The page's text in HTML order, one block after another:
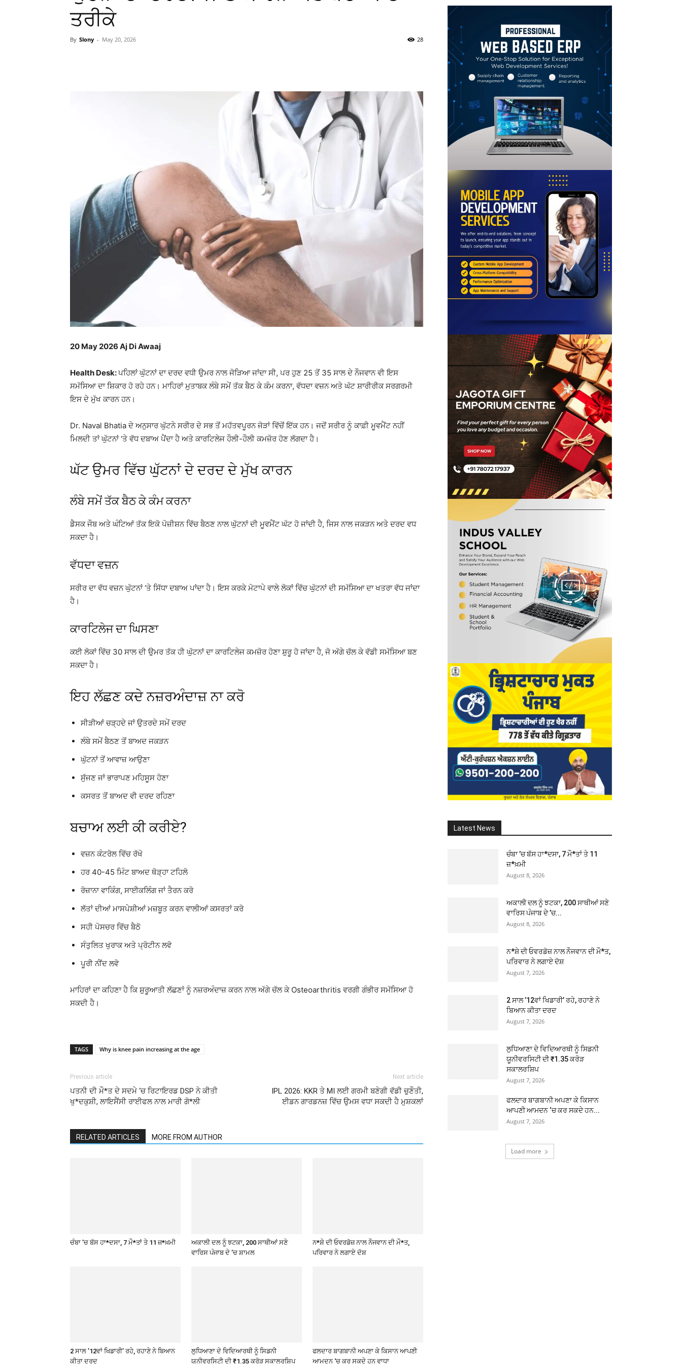
ਤਰੀਕੇ
By Slony - May 20, 2026 28
Linkedin Email
20 May 2026 Aj Di Awaaj
Health Desk:ਪਹਿਲਾਂ ਘੁੱਟਨਾਂ ਦਾ ਦਰਦ ਵਧੀ ਉਮਰ ਨਾਲ ਜੋੜਿਆ ਜਾਂਦਾ ਸੀ, ਪਰ ਹੁਣ 25 ਤੋਂ 35 ਸਾਲ ਦੇ ਨੌਜਵਾਨ ਵੀ ਇਸ
ਸਮੱਸਿਆ ਦਾ ਸ਼ਿਕਾਰ ਹੋ ਰਹੇ ਹਨ। ਮਾਹਿਰਾਂ ਮੁਤਾਬਕ ਲੰਬੇ ਸਮੇਂ ਤੱਕ ਬੈਠ ਕੇ ਕੰਮ ਕਰਨਾ, ਵੱਧਦਾ ਵਜ਼ਨ ਅਤੇ ਘੱਟ ਸ਼ਾਰੀਰੀਕ ਸਰਗਰਮੀ
ਇਸ ਦੇ ਮੁੱਖ ਕਾਰਨ ਹਨ।
Dr. Naval Bhatia ਦੇ ਅਨੁਸਾਰ ਘੁੱਟਨੇ ਸਰੀਰ ਦੇ ਸਭ ਤੋਂ ਮਹੱਤਵਪੂਰਨ ਜੋੜਾਂ ਵਿੱਚੋਂ ਇੱਕ ਹਨ। ਜਦੋਂ ਸਰੀਰ ਨੂੰ ਕਾਫ਼ੀ ਮੂਵਮੈਂਟ ਨਹੀਂ
ਮਿਲਦੀ ਤਾਂ ਘੁੱਟਨਾਂ ‘ਤੇ ਵੱਧ ਦਬਾਅ ਪੈਂਦਾ ਹੈ ਅਤੇ ਕਾਰਟਿਲੇਜ ਹੌਲੀ-ਹੌਲੀ ਕਮਜ਼ੋਰ ਹੋਣ ਲੱਗਦਾ ਹੈ।
ਘੱਟ ਉਮਰ ਵਿੱਚ ਘੁੱਟਨਾਂ ਦੇ ਦਰਦ ਦੇ ਮੁੱਖ ਕਾਰਨ
ਲੰਬੇ ਸਮੇਂ ਤੱਕ ਬੈਠ ਕੇ ਕੰਮ ਕਰਨਾ
ਡੈਸਕ ਜੌਬ ਅਤੇ ਘੰਟਿਆਂ ਤੱਕ ਇਕੋ ਪੋਜ਼ੀਸ਼ਨ ਵਿੱਚ ਬੈਠਣ ਨਾਲ ਘੁੱਟਨਾਂ ਦੀ ਮੂਵਮੈਂਟ ਘੱਟ ਹੋ ਜਾਂਦੀ ਹੈ, ਜਿਸ ਨਾਲ ਜਕੜਨ ਅਤੇ ਦਰਦ ਵਧ
ਸਕਦਾ ਹੈ।
ਵੱਧਦਾ ਵਜ਼ਨ
ਸਰੀਰ ਦਾ ਵੱਧ ਵਜ਼ਨ ਘੁੱਟਨਾਂ ‘ਤੇ ਸਿੱਧਾ ਦਬਾਅ ਪਾਂਦਾ ਹੈ। ਇਸ ਕਰਕੇ ਮੋਟਾਪੇ ਵਾਲੇ ਲੋਕਾਂ ਵਿੱਚ ਘੁੱਟਨਾਂ ਦੀ ਸਮੱਸਿਆ ਦਾ ਖਤਰਾ ਵੱਧ ਜਾਂਦਾ
ਹੈ।
ਕਾਰਟਿਲੇਜ ਦਾ ਘਿਸਣਾ
ਕਈ ਲੋਕਾਂ ਵਿੱਚ 30 ਸਾਲ ਦੀ ਉਮਰ ਤੱਕ ਹੀ ਘੁੱਟਨਾਂ ਦਾ ਕਾਰਟਿਲੇਜ ਕਮਜ਼ੋਰ ਹੋਣਾ ਸ਼ੁਰੂ ਹੋ ਜਾਂਦਾ ਹੈ, ਜੋ ਅੱਗੇ ਚੱਲ ਕੇ ਵੱਡੀ ਸਮੱਸਿਆ ਬਣ
ਸਕਦਾ ਹੈ।
ਇਹ ਲੱਛਣ ਕਦੇ ਨਜ਼ਰਅੰਦਾਜ਼ ਨਾ ਕਰੋ
ਸੀੜੀਆਂ ਚੜ੍ਹਦੇ ਜਾਂ ਉਤਰਦੇ ਸਮੇਂ ਦਰਦ
ਲੰਬੇ ਸਮੇਂ ਬੈਠਣ ਤੋਂ ਬਾਅਦ ਜਕੜਨ
ਘੁੱਟਨਾਂ ਤੋਂ ਆਵਾਜ਼ ਆਉਣਾ
ਸੁੱਜਣ ਜਾਂ ਭਾਰਾਪਣ ਮਹਿਸੂਸ ਹੋਣਾ
ਕਸਰਤ ਤੋਂ ਬਾਅਦ ਵੀ ਦਰਦ ਰਹਿਣਾ
ਬਚਾਅ ਲਈ ਕੀ ਕਰੀਏ?
ਵਜ਼ਨ ਕੰਟਰੋਲ ਵਿੱਚ ਰੱਖੋ
ਹਰ 40-45 ਮਿੰਟ ਬਾਅਦ ਥੋੜ੍ਹਾ ਟਹਿਲੋ
ਰੋਜ਼ਾਨਾ ਵਾਕਿੰਗ, ਸਾਈਕਲਿੰਗ ਜਾਂ ਤੈਰਨ ਕਰੋ
ਲੱਤਾਂ ਦੀਆਂ ਮਾਸਪੇਸ਼ੀਆਂ ਮਜ਼ਬੂਤ ਕਰਨ ਵਾਲੀਆਂ ਕਸਰਤਾਂ ਕਰੋ
ਸਹੀ ਪੋਸਚਰ ਵਿੱਚ ਬੈਠੋ
ਸੰਤੁਲਿਤ ਖੁਰਾਕ ਅਤੇ ਪ੍ਰੋਟੀਨ ਲਵੋ
ਪੂਰੀ ਨੀਂਦ ਲਵੋ
ਮਾਹਿਰਾਂ ਦਾ ਕਹਿਣਾ ਹੈ ਕਿ ਸ਼ੁਰੂਆਤੀ ਲੱਛਣਾਂ ਨੂੰ ਨਜ਼ਰਅੰਦਾਜ਼ ਕਰਨ ਨਾਲ ਅੱਗੇ ਚੱਲ ਕੇ Osteoarthritis ਵਰਗੀ ਗੰਭੀਰ ਸਮੱਸਿਆ ਹੋ
ਸਕਦੀ ਹੈ।
TAGS Why is knee pain increasing at the age
Previous article
ਪਤਨੀ ਦੀ ਮੌ*ਤ ਦੇ ਸਦਮੇ ‘ਚ ਰਿਟਾਇਰਡ DSP ਨੇ ਕੀਤੀ
ਖੁ*ਦਕੁਸ਼ੀ, ਲਾਇਸੈਂਸੀ ਰਾਈਫਲ ਨਾਲ ਮਾਰੀ ਗੋ*ਲੀ
Next article
IPL 2026: KKR ਤੇ MI ਲਈ ਗਰਮੀ ਬਣੇਗੀ ਵੱਡੀ ਚੁਣੌਤੀ,
ਈਡਨ ਗਾਰਡਨਜ਼ ਵਿੱਚ ਉਮਸ ਵਧਾ ਸਕਦੀ ਹੈ ਮੁਸ਼ਕਲਾਂ
RELATED ARTICLES MORE FROM AUTHOR
ਚੰਬਾ ’ਚ ਬੱਸ ਹਾ*ਦਸਾ, 7 ਮੌ*ਤਾਂ ਤੇ 11 ਜ਼*ਖ਼ਮੀ
ਅਕਾਲੀ ਦਲ ਨੂੰ ਝਟਕਾ, 200 ਸਾਥੀਆਂ ਸਣੇ
ਵਾਰਿਸ ਪੰਜਾਬ ਦੇ ’ਚ ਸ਼ਾਮਲ
ਨ*ਸ਼ੇ ਦੀ ਓਵਰਡੋਜ਼ ਨਾਲ ਨੌਜਵਾਨ ਦੀ ਮੌ*ਤ,
ਪਰਿਵਾਰ ਨੇ ਲਗਾਏ ਦੋਸ਼
2 ਸਾਲ ’12ਵਾਂ ਖਿਡਾਰੀ’ ਰਹੇ, ਰਹਾਣੇ ਨੇ ਬਿਆਨ
ਕੀਤਾ ਦਰਦ
ਲੁਧਿਆਣਾ ਦੇ ਵਿਦਿਆਰਥੀ ਨੂੰ ਸਿਡਨੀ
ਯੂਨੀਵਰਸਿਟੀ ਦੀ ₹1.35 ਕਰੋੜ ਸਕਾਲਰਸ਼ਿਪ
ਫਲਦਾਰ ਬਾਗਬਾਨੀ ਅਪਣਾ ਕੇ ਕਿਸਾਨ ਆਪਣੀ
ਆਮਦਨ ‘ਚ ਕਰ ਸਕਦੇ ਹਨ ਵਾਧਾ
Latest News
ਚੰਬਾ ’ਚ ਬੱਸ ਹਾ*ਦਸਾ, 7 ਮੌ*ਤਾਂ ਤੇ 11
ਜ਼*ਖ਼ਮੀ
August 8, 2026
ਅਕਾਲੀ ਦਲ ਨੂੰ ਝਟਕਾ, 200 ਸਾਥੀਆਂ ਸਣੇ
ਵਾਰਿਸ ਪੰਜਾਬ ਦੇ ’ਚ...
August 8, 2026
ਨ*ਸ਼ੇ ਦੀ ਓਵਰਡੋਜ਼ ਨਾਲ ਨੌਜਵਾਨ ਦੀ ਮੌ*ਤ,
ਪਰਿਵਾਰ ਨੇ ਲਗਾਏ ਦੋਸ਼
August 7, 2026
2 ਸਾਲ ’12ਵਾਂ ਖਿਡਾਰੀ’ ਰਹੇ, ਰਹਾਣੇ ਨੇ
ਬਿਆਨ ਕੀਤਾ ਦਰਦ
August 7, 2026
ਲੁਧਿਆਣਾ ਦੇ ਵਿਦਿਆਰਥੀ ਨੂੰ ਸਿਡਨੀ
ਯੂਨੀਵਰਸਿਟੀ ਦੀ ₹1.35 ਕਰੋੜ
ਸਕਾਲਰਸ਼ਿਪ
August 7, 2026
ਫਲਦਾਰ ਬਾਗਬਾਨੀ ਅਪਣਾ ਕੇ ਕਿਸਾਨ
ਆਪਣੀ ਆਮਦਨ ‘ਚ ਕਰ ਸਕਦੇ ਹਨ...
August 7, 2026
Load more